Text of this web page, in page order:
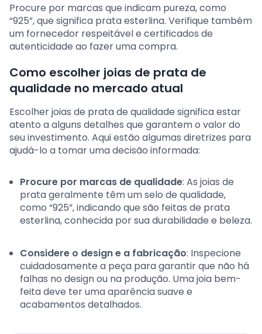
Procure por marcas que indicam pureza, como
“925”, que significa prata esterlina. Verifique também
um fornecedor respeitável e certificados de
autenticidade ao fazer uma compra.
Como escolher joias de prata de
qualidade no mercado atual
Escolher joias de prata de qualidade significa estar
atento a alguns detalhes que garantem o valor do
seu investimento. Aqui estão algumas diretrizes para
ajudá-lo a tomar uma decisão informada:
Procure por marcas de qualidade: As joias de
prata geralmente têm um selo de qualidade,
como “925”, indicando que são feitas de prata
esterlina, conhecida por sua durabilidade e beleza.
Considere o design e a fabricação: Inspecione
cuidadosamente a peça para garantir que não há
falhas no design ou na produção. Uma joia bem-
feita deve ter uma aparência suave e
acabamentos detalhados.